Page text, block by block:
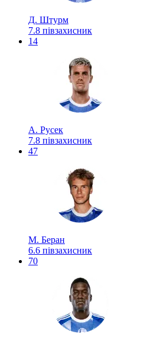
Д. Штурм
7.8 півзахисник
14
А. Русек
7.8 півзахисник
47
М. Беран
6.6 півзахисник
70